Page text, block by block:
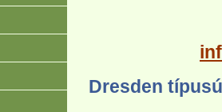
Dresden